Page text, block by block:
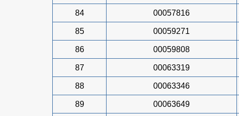
84 00057816
85 00059271
86 00059808
87 00063319
88 00063346
89 00063649